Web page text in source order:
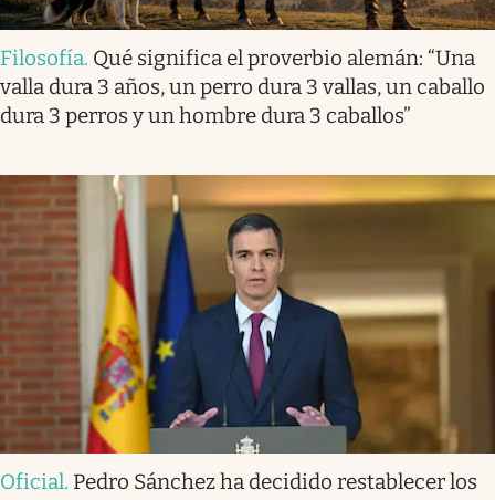
Filosofía. Qué significa el proverbio alemán: “Una
valla dura 3 años, un perro dura 3 vallas, un caballo
dura 3 perros y un hombre dura 3 caballos”
Oficial. Pedro Sánchez ha decidido restablecer los